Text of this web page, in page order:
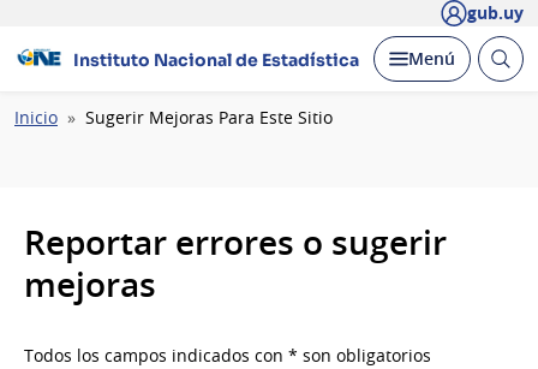
gub.uy
Instituto Nacional de Estadística Desplegar
Menú Abrir
Ruta
Inicio Sugerir Mejoras Para Este Sitio
Reportar errores o sugerir
mejoras
Todos los campos indicados con * son obligatorios